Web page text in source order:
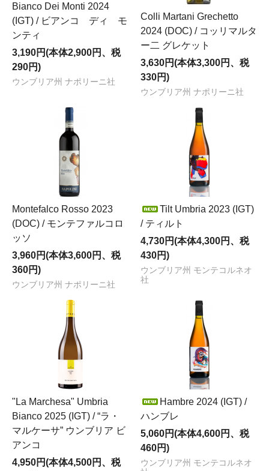
Bianco Dei Monti 2024
(IGT) / ビアンコ ディ モ
ンティ
3,190円(本体2,900円、税
290円)
ウンブリア州 ナポリーニ社
Colli Martani Grechetto
2024 (DOC) / コッリマルタ
ー二 グレケット
3,630円(本体3,300円、税
330円)
ウンブリア州 ナポリーニ社
Montefalco Rosso 2023
(DOC) / モンテファルコロ
ッソ
3,960円(本体3,600円、税
360円)
ウンブリア州 ナポリーニ社
Tilt Umbria 2023 (IGT)
/ ティルト
4,730円(本体4,300円、税
430円)
ウンブリア州 モンテコルネオ
社
"La Marchesa" Umbria
Bianco 2025 (IGT) / “ラ・
マルケーサ” ウンブリア ビ
アンコ
4,950円(本体4,500円、税
Hambre 2024 (IGT) /
ハンブレ
5,060円(本体4,600円、税
460円)
ウンブリア州 モンテコルネオ